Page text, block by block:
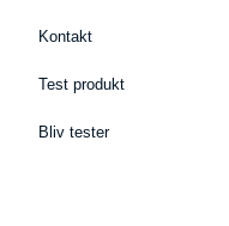
Kontakt
Test produkt
Bliv tester
Bedste puslepude 2026